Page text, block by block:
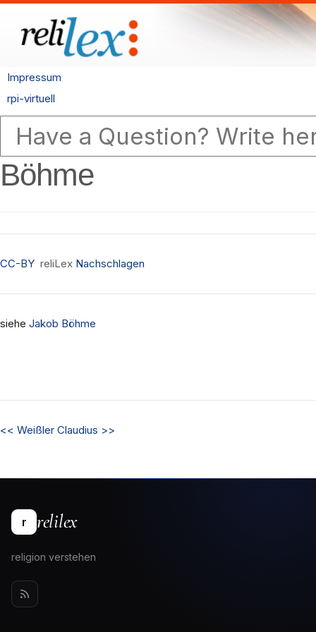
Impressum
rpi-virtuell
Böhme
CC-BY reliLex Nachschlagen
siehe Jakob Böhme
<< Weißler Claudius >>
r relilex
religion verstehen